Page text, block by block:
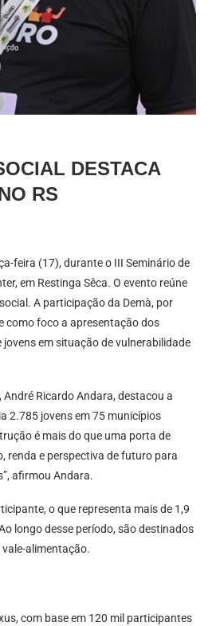
DESTACA
RS
feira (17), durante o III Seminário de
em Restinga Sêca. O evento reúne
A participação da Demà, por
como foco a apresentação dos
em situação de vulnerabilidade
André Ricardo Andara, destacou a
2.785 jovens em 75 municípios
é mais do que uma porta de
renda e perspectiva de futuro para
afirmou Andara.
o que representa mais de 1,9
longo desse período, são destinados
vale-alimentação.
com base em 120 mil participantes